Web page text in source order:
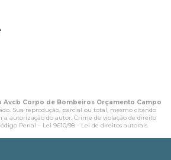
Avcb Corpo de Bombeiros Orçamento Campo
Sua reprodução, parcial ou total, mesmo citando
a autorização do autor. Crime de violação de direito
Penal – Lei 9610/98 - Lei de direitos autorais.